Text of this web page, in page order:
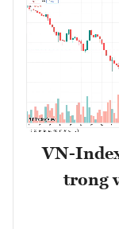
VN-
trong